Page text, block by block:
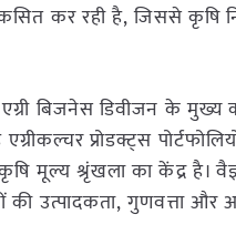
कर रही है, जिससे कृषि
बिजनेस डिवीजन के मुख्य
प्रोडक्ट्स
मूल्य श्रृंखला का केंद्र है।
की उत्पादकता, गुणवत्ता